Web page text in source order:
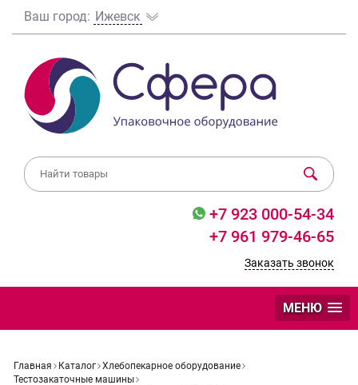
Ваш город: Ижевск
+7 923 000-54-34
+7 961 979-46-65
Заказать звонок
МЕНЮ
Главная Каталог Хлебопекарное оборудование
Тестозакаточные машины